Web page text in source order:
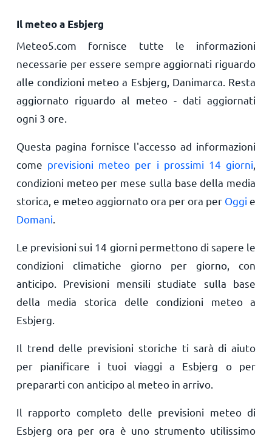
Il meteo a Esbjerg
Meteo5.com fornisce tutte le informazioni
necessarie per essere sempre aggiornati riguardo
alle condizioni meteo a Esbjerg, Danimarca. Resta
aggiornato riguardo al meteo - dati aggiornati
ogni 3 ore.
Questa pagina fornisce l'accesso ad informazioni
come previsioni meteo per i prossimi 14 giorni
condizioni meteo per mese sulla base della media
storica, e meteo aggiornato ora per ora per Oggi e
Domani
Le previsioni sui 14 giorni permettono di sapere le
condizioni climatiche giorno per giorno, con
anticipo. Previsioni mensili studiate sulla base
della media storica delle condizioni meteo a
Esbjerg.
Il trend delle previsioni storiche ti sarà di aiuto
per pianificare i tuoi viaggi a Esbjerg o per
prepararti con anticipo al meteo in arrivo.
Il rapporto completo delle previsioni meteo di
Esbjerg ora per ora è uno strumento utilissimo